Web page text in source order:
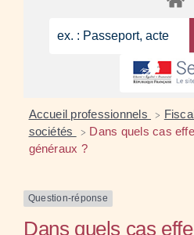
Accueil professionnels >
sociétés
> Dans quels cas
généraux ?
Question-réponse
Dans quels cas